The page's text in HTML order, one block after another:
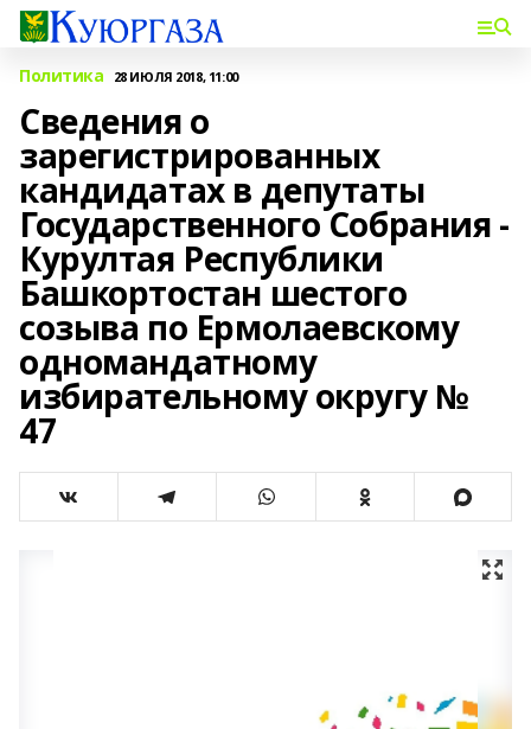
Политика 28 ИЮЛЯ 2018, 11:00
Сведения о
зарегистрированных
кандидатах в депутаты
Государственного Собрания -
Курултая Республики
Башкортостан шестого
созыва по Ермолаевскому
одномандатному
избирательному округу №
47